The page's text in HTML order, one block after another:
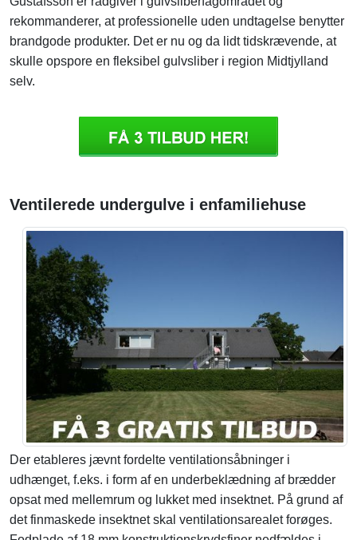
rekommanderer, at professionelle uden undtagelse benytter
brandgode produkter. Det er nu og da lidt tidskrævende, at
skulle opspore en fleksibel gulvsliber i region Midtjylland
selv.
Ventilerede undergulve i enfamiliehuse
Der etableres jævnt fordelte ventilationsåbninger i
udhænget, f.eks. i form af en underbeklædning af brædder
opsat med mellemrum og lukket med insektnet. På grund af
det finmaskede insektnet skal ventilationsarealet forøges.